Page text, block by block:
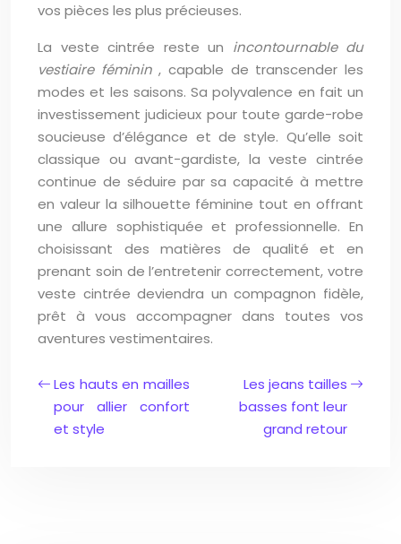
vos pièces les plus précieuses.
La veste cintrée reste un incontournable du
vestiaire féminin, capable de transcender les
modes et les saisons. Sa polyvalence en fait un
investissement judicieux pour toute garde-robe
soucieuse d’élégance et de style. Qu’elle soit
classique ou avant-gardiste, la veste cintrée
continue de séduire par sa capacité à mettre
en valeur la silhouette féminine tout en offrant
une allure sophistiquée et professionnelle. En
choisissant des matières de qualité et en
prenant soin de l’entretenir correctement, votre
veste cintrée deviendra un compagnon fidèle,
prêt à vous accompagner dans toutes vos
aventures vestimentaires.
Les hauts en mailles
pour allier confort
et style
Les jeans tailles
basses font leur
grand retour